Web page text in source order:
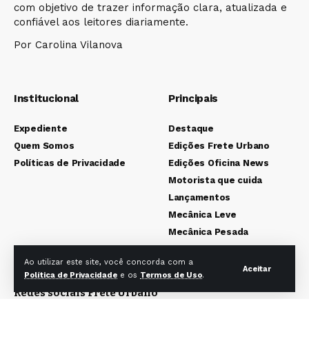
Ao utilizar este site, você concorda com a
Política de Privacidade e os Termos de Uso.
Aceitar
com objetivo de trazer informação clara, atualizada e
confiável aos leitores diariamente.
Por Carolina Vilanova
Institucional
Expediente
Quem Somos
Políticas de Privacidade
Principais
Destaque
Edições Frete Urbano
Edições Oficina News
Motorista que cuida
Lançamentos
Mecânica Leve
Mecânica Pesada
Redes sociais Frete Urbano